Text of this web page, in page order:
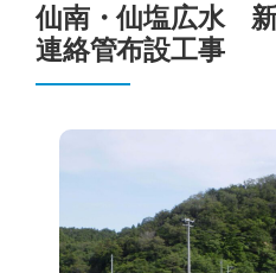
仙南・仙塩広水
連絡管布設工事
仙南・仙塩広